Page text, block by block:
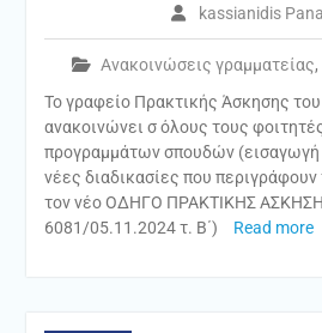
kassianidis
Ανακοινώσεις γραμματείας,
Το γραφείο Πρακτικής Άσκησης
ανακοινώνει σ όλους τους
προγραμμάτων σπουδών (εισαγωγή
νέες διαδικασίες που
τον νέο ΟΔΗΓΟ ΠΡΑΚΤΙΚΗΣ
6081/05.11.2024 τ. Β΄)
Read more